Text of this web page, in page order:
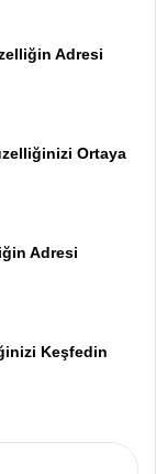
Adresi
Ortaya
Adresi
Keşfedin